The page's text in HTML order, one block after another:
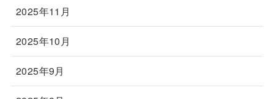
2025年11月
2025年10月
2025年9月